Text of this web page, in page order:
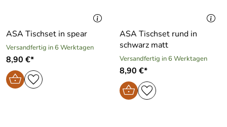
ASA Tischset in spear
Versandfertig in 6 Werktagen
8,90 €*
ASA Tischset rund in
schwarz matt
Versandfertig in 6 Werktagen
8,90 €*